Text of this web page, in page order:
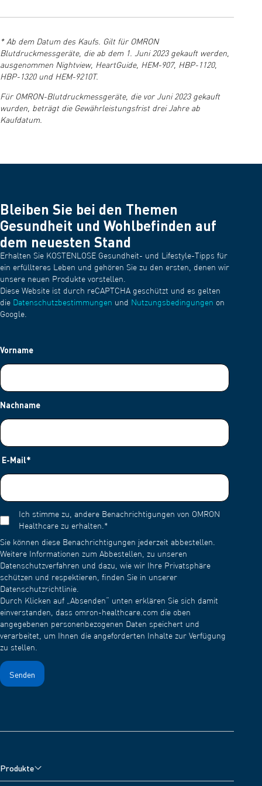
zur Fehlerbehebung.
• OMRON X3 Comfort AFib: nur über Online-Händler erhältlich.
• OMRON M3 Comfort AFib: in stationären Geschäften erhältlich,
darunter Apotheken und Fachgeschäfte für
Gesundheitsprodukte.
So können Kunden das Modell anhand ihres bevorzugten
Kaufkanals und nicht aufgrund von Funktionsunterschieden
auswählen.
* Ab dem Datum des Kaufs. Gilt für OMRON
Blutdruckmessgeräte, die ab dem 1. Juni 2023 gekauft werden,
ausgenommen Nightview, HeartGuide, HEM-907, HBP-1120,
HBP-1320 und HEM-9210T.
Für OMRON-Blutdruckmessgeräte, die vor Juni 2023 gekauft
wurden, beträgt die Gewährleistungsfrist drei Jahre ab
Kaufdatum.
Bleiben Sie bei den Themen
Gesundheit und Wohlbefinden auf
dem neuesten Stand
Erhalten Sie KOSTENLOSE Gesundheit- und Lifestyle-Tipps für
ein erfüllteres Leben und gehören Sie zu den ersten, denen wir
unsere neuen Produkte vorstellen.
Diese Website ist durch reCAPTCHA geschützt und es gelten
die Datenschutzbestimmungen und Nutzungsbedingungen on
Google.
Vorname
Nachname
E-Mail*
Ich stimme zu, andere Benachrichtigungen von OMRON
Healthcare zu erhalten.*
Sie können diese Benachrichtigungen jederzeit abbestellen.
Weitere Informationen zum Abbestellen, zu unseren
Datenschutzverfahren und dazu, wie wir Ihre Privatsphäre
schützen und respektieren, finden Sie in unserer
Datenschutzrichtlinie.
Durch Klicken auf „Absenden“ unten erklären Sie sich damit
einverstanden, dass omron-healthcare.com die oben
angegebenen personenbezogenen Daten speichert und
verarbeitet, um Ihnen die angeforderten Inhalte zur Verfügung
zu stellen.
Produkte